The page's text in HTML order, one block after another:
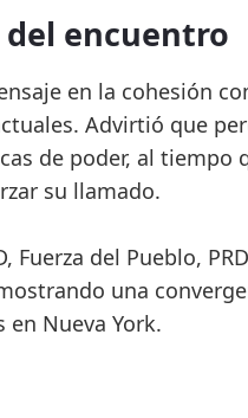
encuentro
en la cohesión
Advirtió que
de poder, al tiempo
su llamado.
del Pueblo, PRD
una
Nueva York.